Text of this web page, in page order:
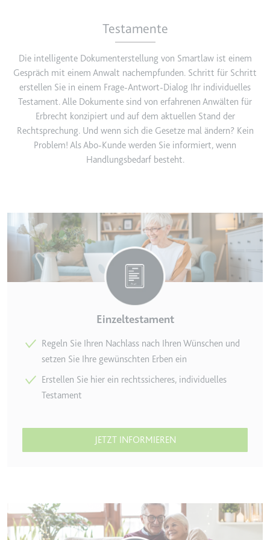
Google Analytics über das Gerät
und das Verhalten des Besuchers
zu senden. Erfasst den Besucher
über Geräte und Marketingkanäle
hinweg.
Ablauf:
2 Jahre
Typ:
HTTP-Cookie
Google Analytics über das Gerät
und das Verhalten des Besuchers
zu senden. Erfasst den Besucher
über Geräte und Marketingkanäle
hinweg.
Ablauf:
2 Jahre
HTTP-Cookie
_gcl_au
Anbieter:
smartlaw.de
Zweck:
Wird verwendet, um die Effizienz
hinweg gesammelt werden.
_gcl_ls
180 Tage
YSC
Zweck:
Registriert eine eindeutige ID, um
Statistiken der Videos von
YouTube, die der Benutzer
gesehen hat, zu behalten.
Testamente
Die intelligente Dokumenterstellung von Smartlaw ist einem
Gespräch mit einem Anwalt nachempfunden. Schritt für Schritt
erstellen Sie in einem Frage-Antwort-Dialog Ihr individuelles
Testament. Alle Dokumente sind von erfahrenen Anwälten für
Erbrecht konzipiert und auf dem aktuellen Stand der
Rechtsprechung. Und wenn sich die Gesetze mal ändern? Kein
Problem! Als Abo-Kunde werden Sie informiert, wenn
Handlungsbedarf besteht.
Einzeltestament
Regeln Sie Ihren Nachlass nach Ihren Wünschen und
setzen Sie Ihre gewünschten Erben ein
Erstellen Sie hier ein rechtssicheres, individuelles
Testament
JETZT INFORMIEREN